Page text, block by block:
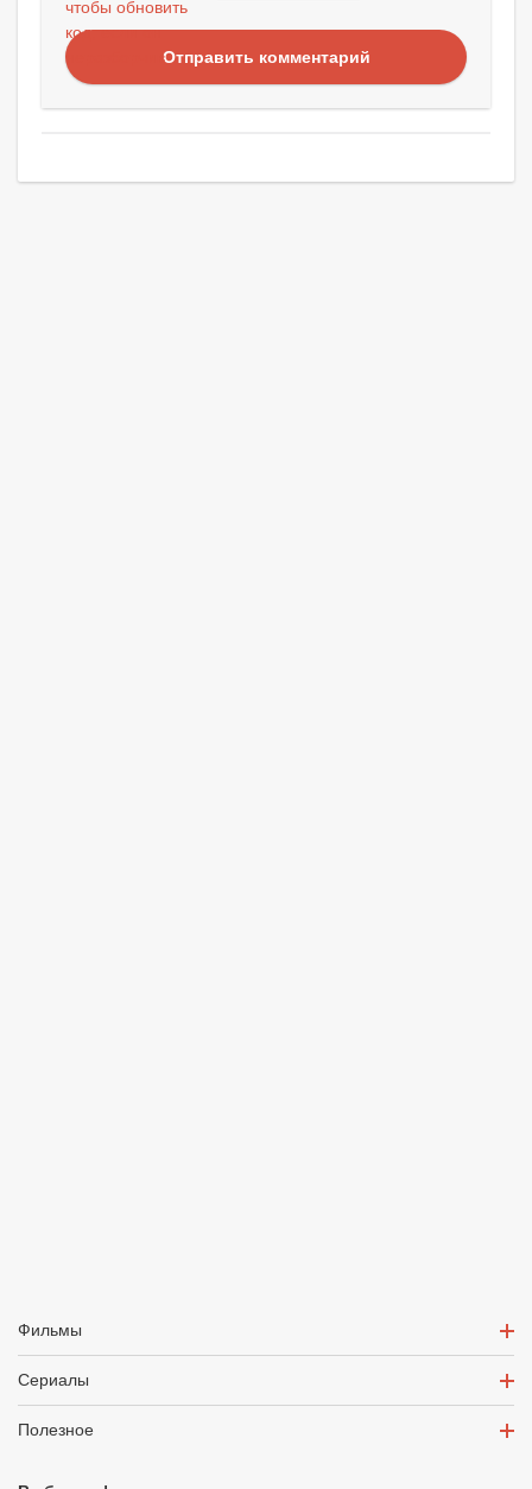
Отправить комментарий
Фильмы
Сериалы
Полезное